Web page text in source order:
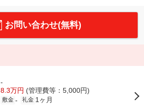
お問い合わせ(無料)
-
8.3万円 (管理費等：5,000円)
敷金 - 礼金 1ヶ月